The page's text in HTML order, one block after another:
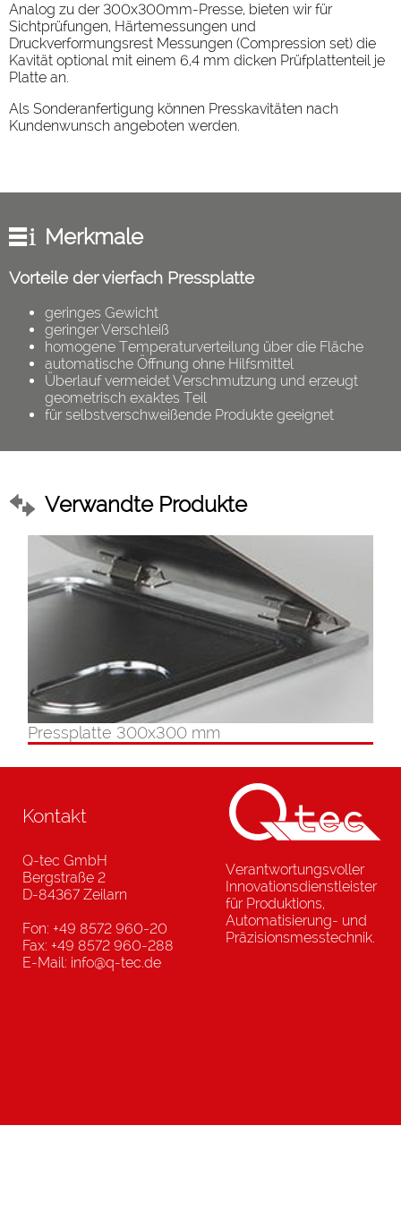
Analog zu der 300x300mm-Presse, bieten wir für
Sichtprüfungen, Härtemessungen und
Druckverformungsrest Messungen (Compression set) die
Kavität optional mit einem 6,4 mm dicken Prüfplattenteil je
Platte an.
Als Sonderanfertigung können Presskavitäten nach
Kundenwunsch angeboten werden.
Merkmale
Vorteile der vierfach Pressplatte
geringes Gewicht
geringer Verschleiß
homogene Temperaturverteilung über die Fläche
automatische Öffnung ohne Hilfsmittel
Überlauf vermeidet Verschmutzung und erzeugt
geometrisch exaktes Teil
für selbstverschweißende Produkte geeignet
Verwandte Produkte
Pressplatte 300x300 mm
Kontakt
Q-tec GmbH
Bergstraße 2
D-84367 Zeilarn
Fon: +49 8572 960-20
Fax: +49 8572 960-288
E-Mail: info@q-tec.de
Verantwortungsvoller
Innovationsdienstleister
für Produktions,
Automatisierung- und
Präzisionsmesstechnik.